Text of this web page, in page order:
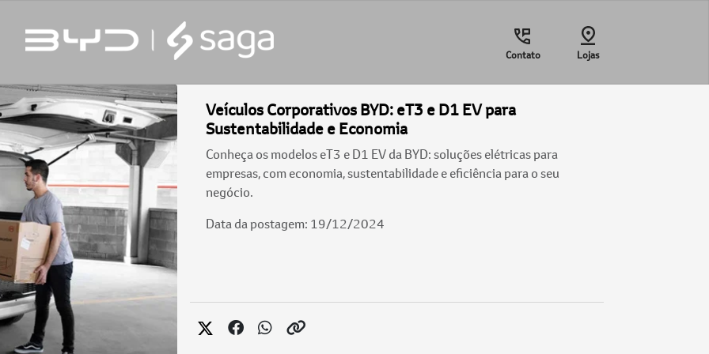
Contato Lojas
Veículos Corporativos BYD: eT3 e D1 EV para
Sustentabilidade e Economia
Conheça os modelos eT3 e D1 EV da BYD: soluções elétricas para
empresas, com economia, sustentabilidade e eficiência para o seu
negócio.
Data da postagem: 19/12/2024